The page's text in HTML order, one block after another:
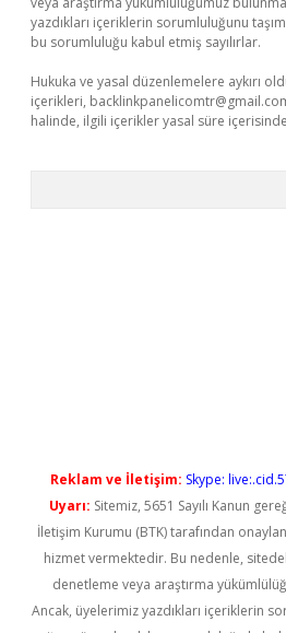
yazdıkları içeriklerin sorumluluğunu
bu sorumluluğu kabul etmiş sayılırlar.
Hukuka ve yasal düzenlemelere aykırı
içerikleri,
halinde, ilgili içerikler yasal süre
Reklam ve İletişim: Skype:
Uyarı: Sitemiz, 5651 Sayılı Kanun
İletişim Kurumu (BTK) tarafından
hizmet vermektedir. Bu nedenle,
denetleme veya araştırma
Ancak, üyelerimiz yazdıkları içeriklerin